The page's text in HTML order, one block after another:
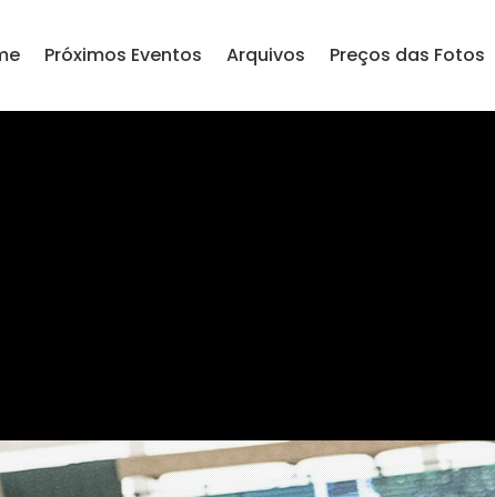
Próximos Eventos Arquivos Preços das Fotos